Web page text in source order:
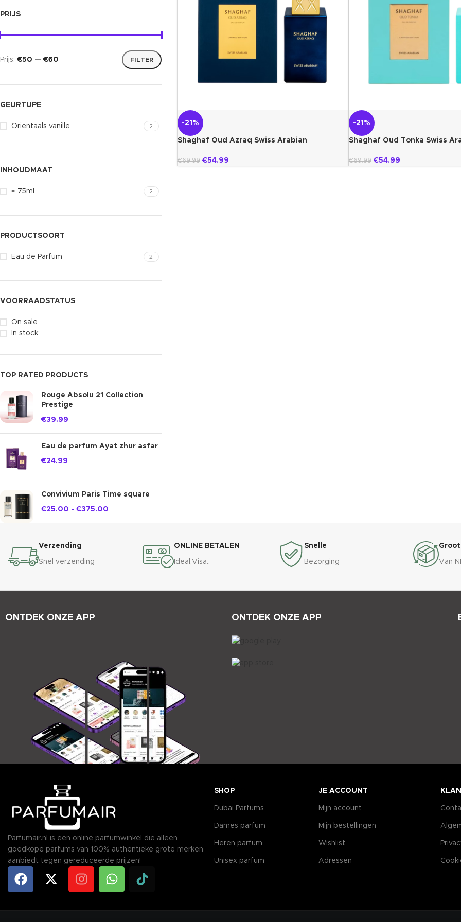
PRIJS
FILTER
Prijs: €50 — €60
GEURTUPE
Oriëntaals vanille 2
INHOUDMAAT
≤ 75ml 2
PRODUCTSOORT
Eau de Parfum 2
VOORRAADSTATUS
On sale
In stock
TOP RATED PRODUCTS
Rouge Absolu 21 Collection
Prestige
€39.99
Eau de parfum Ayat zhur asfar
€24.99
Convivium Paris Time square
€25.00 - €375.00
-21%
Shaghaf Oud Azraq Swiss Arabian
€69.99 €54.99
-21%
Shaghaf Oud Tonka Swiss
€69.99 €54.99
Verzending
Snel verzending
ONLINE BETALEN
Ideal,Visa..
Snelle
Bezorging Van
ONTDEK ONZE APP ONTDEK ONZE APP
Parfumair.nl is een online parfumwinkel die alleen
goedkope parfums van 100% authentieke grote merken
aanbiedt tegen gereduceerde prijzen!
SHOP
Dubai Parfums
Dames parfum
Heren parfum
Unisex parfum
JE ACCOUNT
Mijn account
Mijn bestellingen
Wishlist
Adressen